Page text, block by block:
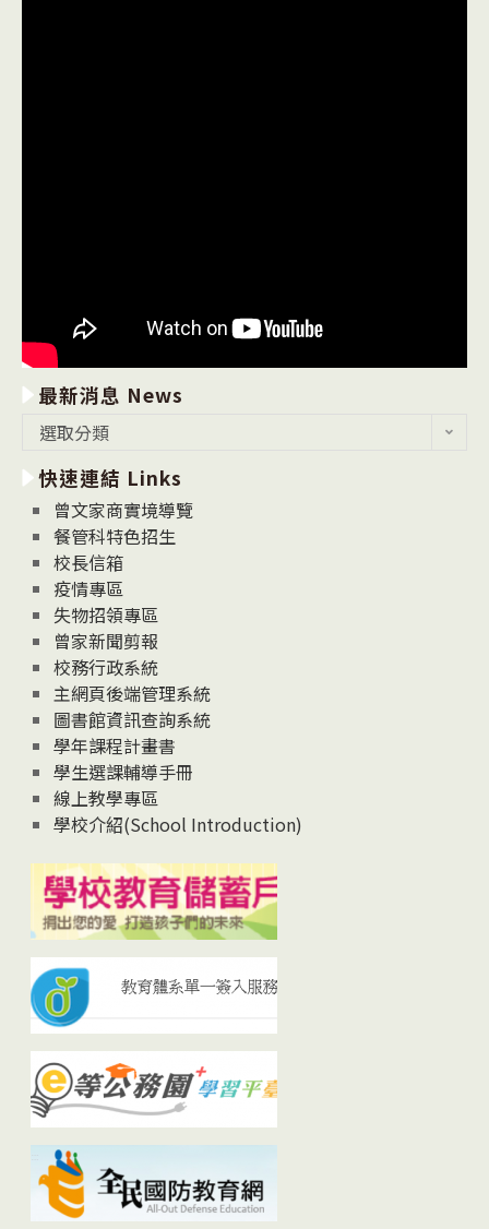
最新消息 News
消
息
News
選取分類
快速連結 Links
曾文家商實境導覽
餐管科特色招生
校長信箱
疫情專區
失物招領專區
曾家新聞剪報
校務行政系統
主網頁後端管理系統
圖書館資訊查詢系統
學年課程計畫書
學生選課輔導手冊
線上教學專區
學校介紹(School Introduction)